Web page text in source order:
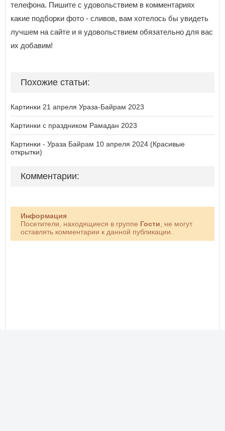
телефона. Пишите с удовольствием в комментариях
какие подборки фото - сливов, вам хотелось бы увидеть
лучшем на сайте и я удовольствием обязательно для вас
их добавим!
Похожие статьи:
Картинки 21 апреля Ураза-Байрам 2023
Картинки с праздником Рамадан 2023
Картинки - Ураза Байрам 10 апреля 2024 (Красивые
открытки)
Комментарии:
Информация
Посетители, находящиеся в группе Гости , не могут
оставлять комментарии к данной публикации.